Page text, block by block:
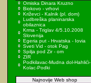
Omiska Dinara Kruzno
Biokovo - vrhovi
Križevci - Kalnik (pl. dom)
Ludbreška planinarska
obilaznica
Krma - Triglav 4/5.10.2008
Slovenija
Egeria put - Hrvatska - Iovia
Sveti Vid - otok Pag
Spilja pod Zir - om
ZIR
Podkilavac-Mudna dol-Hahlići-
Kolac-Podki
Najnovije Web shop